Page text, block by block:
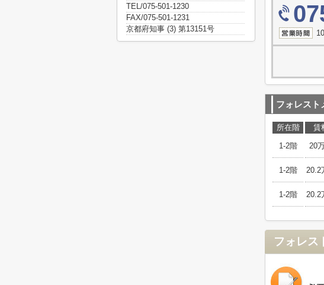
フォレスト
所在階 賃
1-2階
20
1-2階 20.2
1-2階 20.2
フォレス
TEL/075-501-1230
FAX/075-501-1231
京都府知事 (3) 第13151号